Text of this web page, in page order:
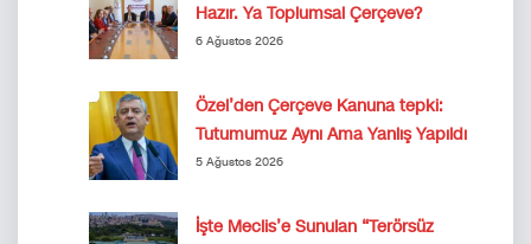
Hazır. Ya Toplumsal Çerçeve?
6 Ağustos 2026
Özel’den Çerçeve Kanuna tepki:
Tutumumuz Aynı Ama Yanlış Yapıldı
5 Ağustos 2026
İşte Meclis’e Sunulan “Terörsüz